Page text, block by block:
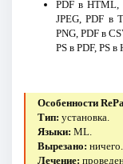
PDF в HTML,
JPEG, PDF в
PNG, PDF в
PS в PDF, PS
Особенности
Тип: установка.
Языки: ML.
Вырезано: ничего.
Лечение: